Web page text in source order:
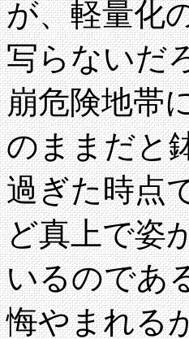
が、軽量化
写らないだ
崩危険地帯
のままだと
過ぎた時点
ど真上で姿
いるのであ
悔やまれる